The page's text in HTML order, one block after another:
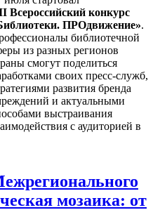
Всероссийский конкурс
ПРОдвижение».
библиотечной
из разных регионов
смогут поделиться
своих пресс-служб,
развития бренда
и актуальными
выстраивания
с аудиторией в
мозаика: от